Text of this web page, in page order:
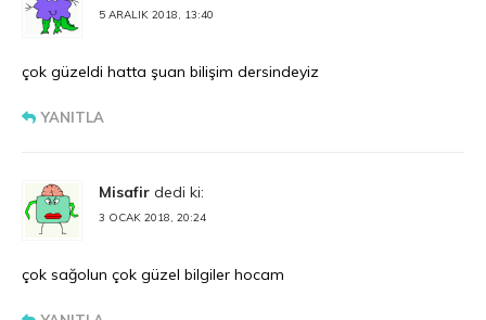
5 ARALIK 2018, 13:40
çok güzeldi hatta şuan bilişim dersindeyiz
YANITLA
Misafir dedi ki:
3 OCAK 2018, 20:24
çok sağolun çok güzel bilgiler hocam